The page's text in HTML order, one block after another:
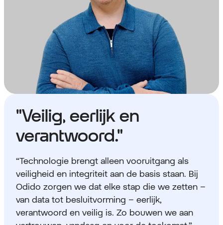
"Veilig, eerlijk en
verantwoord."
“Technologie brengt alleen vooruitgang als
veiligheid en integriteit aan de basis staan. Bij
Odido zorgen we dat elke stap die we zetten –
van data tot besluitvorming – eerlijk,
verantwoord en veilig is. Zo bouwen we aan